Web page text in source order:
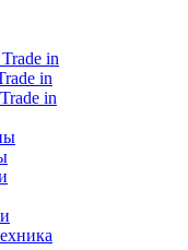
in
in
in